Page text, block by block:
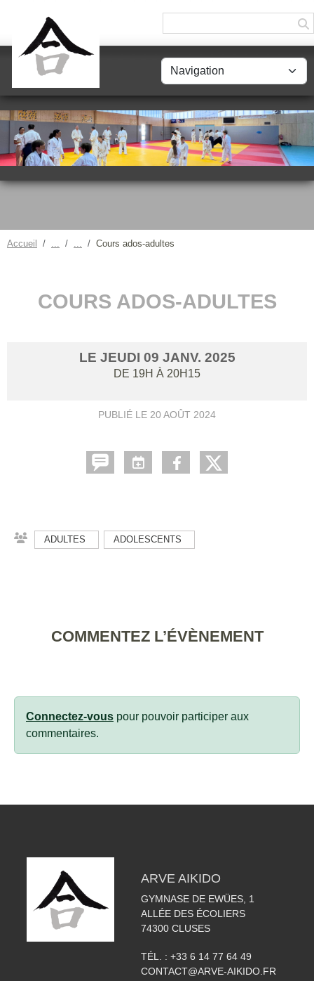
Accueil Cours ados-adultes
COURS ADOS-ADULTES
LE JEUDI 09 JANV. 2025
DE 19H À 20H15
PUBLIÉ LE 20 AOÛT 2024
ADULTES ADOLESCENTS
COMMENTEZ L’ÉVÈNEMENT
Connectez-vous pour pouvoir participer aux
commentaires.
ARVE AIKIDO
GYMNASE DE EWÜES, 1
ALLÉE DES ÉCOLIERS
74300 CLUSES
TÉL. : +33 6 14 77 64 49
CONTACT@ARVE-AIKIDO.FR